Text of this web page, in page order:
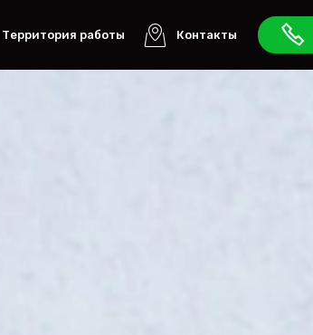
Территория работы Контакты